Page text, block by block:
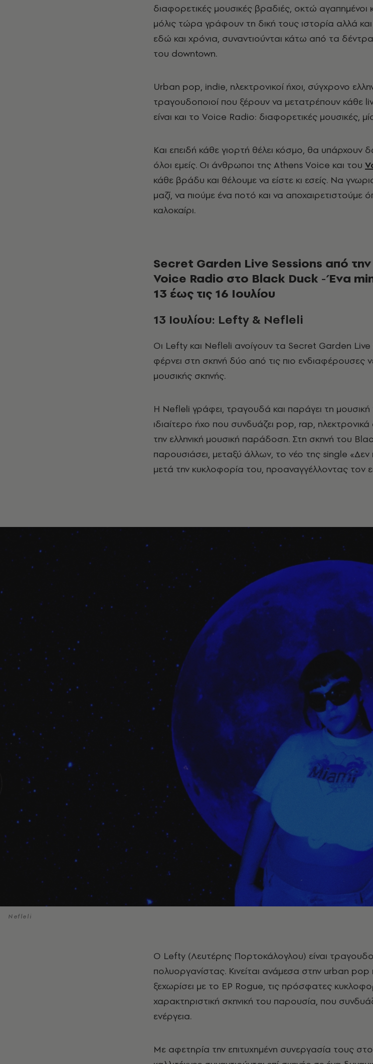
διαφορετικές μουσικές βραδιές, οκτώ αγαπημένοι
μόλις τώρα γράφουν τη δική τους ιστορία αλλά
εδώ και χρόνια, συναντιούνται κάτω από τα
του downtown.
Urban pop, indie, ηλεκτρονικοί ήχοι, σύγχρονο
τραγουδοποιοί που ξέρουν να μετατρέπουν κάθε
είναι και το Voice Radio: διαφορετικές μουσικές,
Και επειδή κάθε γιορτή θέλει κόσμο, θα υπάρχουν
όλοι εμείς. Οι άνθρωποι της Athens Voice και του
κάθε βράδυ και θέλουμε να είστε κι εσείς. Να
μαζί, να πιούμε ένα ποτό και να αποχαιρετιστούμε
καλοκαίρι.
Secret Garden Live Sessions από
Voice Radio στο Black Duck - Ένα
13 έως τις 16 Ιουλίου
13 Ιουλίου: Lefty & Nefleli
Οι Lefty και Nefleli ανοίγουν τα Secret Garden Live Sessions με μια συναυλία που
φέρνει στη σκηνή δύο από τις πιο ενδιαφέρουσες
μουσικής σκηνής.
Η Nefleli γράφει, τραγουδά και παράγει τη
ιδιαίτερο ήχο που συνδυάζει pop, rap, ηλεκτρονικά
την ελληνική μουσική παράδοση. Στη σκηνή του
παρουσιάσει, μεταξύ άλλων, το νέο της single «Δεν
μετά την κυκλοφορία του, προαναγγέλλοντας τον
Nefleli
Ο Lefty (Λευτέρης Πορτοκάλογλου) είναι τραγουδοποιός, παραγωγός και
πολυοργανίστας. Κινείται ανάμεσα στην urban
ξεχωρίσει με το EP Rogue, τις πρόσφατες
χαρακτηριστική σκηνική του παρουσία, που
ενέργεια.
Με αφετηρία την επιτυχημένη συνεργασία τους